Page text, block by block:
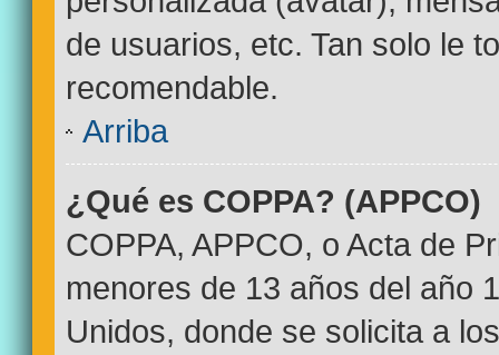
de usuarios, etc. Tan solo le
recomendable.
Arriba
¿Qué es COPPA? (APPCO)
COPPA, APPCO, o Acta de
menores de 13 años del año
Unidos, donde se solicita a